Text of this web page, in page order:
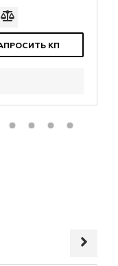
КП